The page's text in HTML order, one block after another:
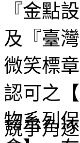
競爭角